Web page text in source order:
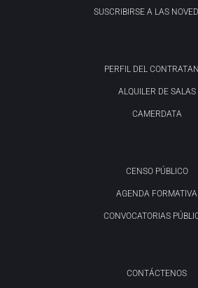
SUSCRIBIRSE A LAS
PERFIL DEL
ALQUILER DE SALAS
CAMERDATA
CENSO PÚBLICO
AGENDA FORMATIVA
CONVOCATORIAS
CONTÁCTENOS